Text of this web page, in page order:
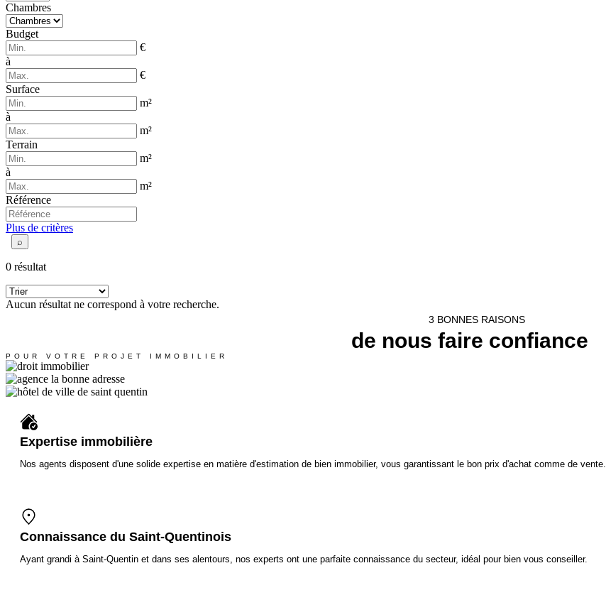
Chambres
Budget
€
à
€
Surface
m²
à
m²
Terrain
m²
à
m²
Référence
Plus de critères
⌕
0 résultat
Aucun résultat ne correspond à votre recherche.
3 BONNES RAISONS
de nous faire confiance
POUR VOTRE PROJET IMMOBILIER
Expertise immobilière
Nos agents disposent d'une solide expertise en matière d'estimation de bien immobilier, vous garantissant le bon prix d'achat comme de vente.
Connaissance du Saint-Quentinois
Ayant grandi à Saint-Quentin et dans ses alentours, nos experts ont une parfaite connaissance du secteur, idéal pour bien vous conseiller.